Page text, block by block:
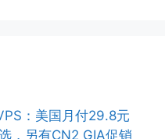
：美国月付29.8元
，另有CN2 GIA促销